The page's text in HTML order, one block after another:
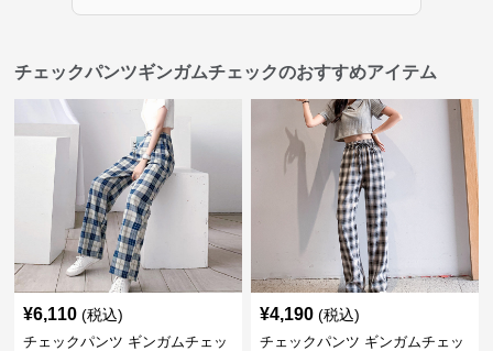
チェックパンツギンガムチェックのおすすめアイテム
¥6,110 (税込)
チェックパンツ ギンガムチェッ
¥4,190 (税込)
チェックパンツ ギンガムチェッ